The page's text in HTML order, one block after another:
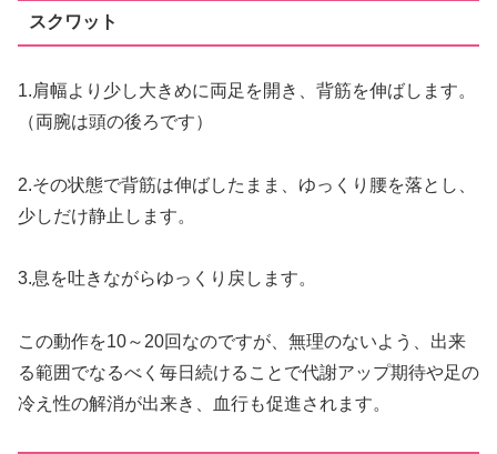
スクワット
1.肩幅より少し大きめに両足を開き、背筋を伸ばします。
（両腕は頭の後ろです）
2.その状態で背筋は伸ばしたまま、ゆっくり腰を落とし、
少しだけ静止します。
3.息を吐きながらゆっくり戻します。
この動作を10～20回なのですが、無理のないよう、出来
る範囲でなるべく毎日続けることで代謝アップ期待や足の
冷え性の解消が出来き、血行も促進されます。